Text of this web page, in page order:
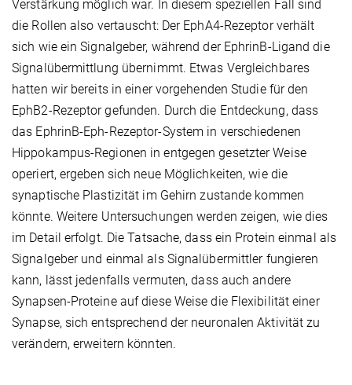
Verstärkung möglich war. In diesem speziellen Fall sind
die Rollen also vertauscht: Der EphA4-Rezeptor verhält
sich wie ein Signalgeber, während der EphrinB-Ligand die
Signalübermittlung übernimmt. Etwas Vergleichbares
hatten wir bereits in einer vorgehenden Studie für den
EphB2-Rezeptor gefunden. Durch die Entdeckung, dass
das EphrinB-Eph-Rezeptor-System in verschiedenen
Hippokampus-Regionen in entgegen gesetzter Weise
operiert, ergeben sich neue Möglichkeiten, wie die
synaptische Plastizität im Gehirn zustande kommen
könnte. Weitere Untersuchungen werden zeigen, wie dies
im Detail erfolgt. Die Tatsache, dass ein Protein einmal als
Signalgeber und einmal als Signalübermittler fungieren
kann, lässt jedenfalls vermuten, dass auch andere
Synapsen-Proteine auf diese Weise die Flexibilität einer
Synapse, sich entsprechend der neuronalen Aktivität zu
verändern, erweitern könnten.